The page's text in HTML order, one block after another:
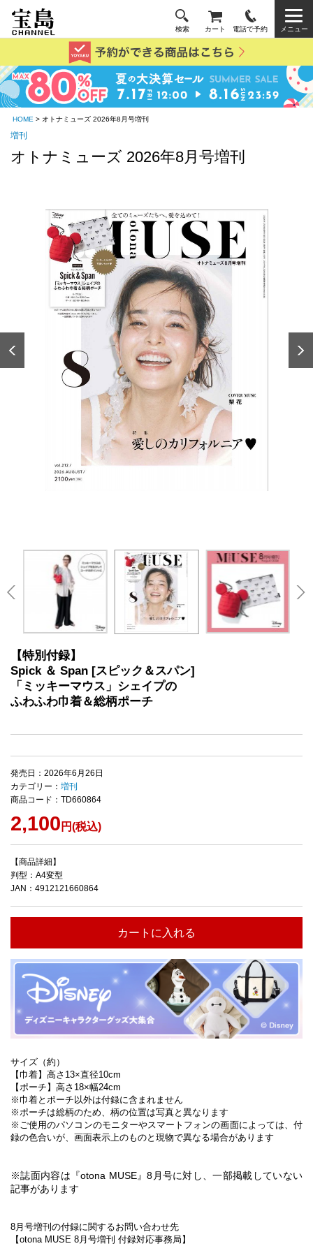
検索 カート 電話で予約 メニュー
HOME > オトナミューズ 2026年8月号増刊
増刊
オトナミューズ 2026年8月号増刊
【特別付録】
Spick ＆ Span [スピック＆スパン]
「ミッキーマウス」シェイプの
ふわふわ巾着＆総柄ポーチ
発売日：2026年6月26日
カテゴリー： 増刊
商品コード：TD660864
2,100 円(税込)
【商品詳細】
判型：A4変型
JAN：4912121660864
カートに入れる
サイズ（約）
【巾着】高さ13×直径10cm
【ポーチ】高さ18×幅24cm
※巾着とポーチ以外は付録に含まれません
※ポーチは総柄のため、柄の位置は写真と異なります
※ご使用のパソコンのモニターやスマートフォンの画面によっては、付
録の色合いが、画面表示上のものと現物で異なる場合があります
※誌面内容は『otona MUSE』8月号に対し、一部掲載していない
記事があります
8月号増刊の付録に関するお問い合わせ先
【otona MUSE 8月号増刊 付録対応事務局】